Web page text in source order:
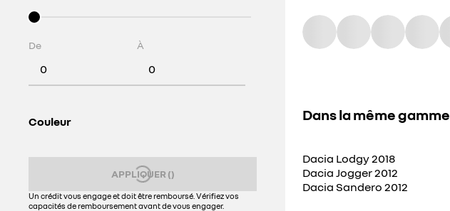
De À
Couleur
APPLIQUER ()
Un crédit vous engage et doit être remboursé. Vérifiez vos
capacités de remboursement avant de vous engager.
Dans la même gamme
Dacia Lodgy 2018
Dacia Jogger 2012
Dacia Sandero 2012